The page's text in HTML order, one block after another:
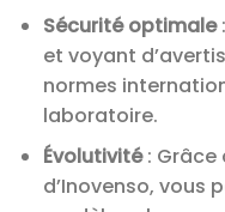
Sécurité optimale
et voyant
normes
laboratoire.
Évolutivité: Grâce
d’Inovenso, vous